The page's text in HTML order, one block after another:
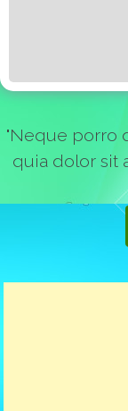
"Neque porro
quia dolor sit